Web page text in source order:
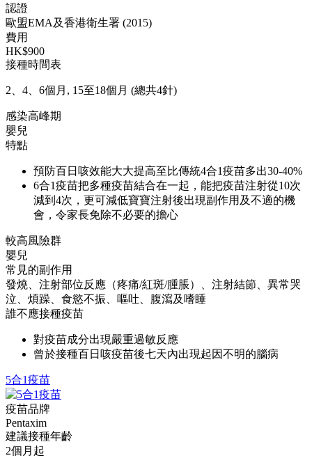
認證
歐盟EMA及香港衛生署 (2015)
費用
HK$900
接種時間表
2、4、6個月, 15至18個月 (總共4針)
感染高峰期
嬰兒
特點
預防百日咳效能大大提高至比傳統4合1疫苗多出30-40%
6合1疫苗把多種疫苗結合在一起，能把疫苗注射從10次
減到4次，更可減低寶寶注射後出現副作用及不適的機
會，令家長免除不必要的擔心
較高風險群
嬰兒
常見的副作用
發燒、注射部位反應（疼痛/紅斑/腫脹）、注射結節、異常哭
泣、煩躁、食慾不振、嘔吐、腹瀉及嗜睡
誰不應接種疫苗
對疫苗成分出現嚴重過敏反應
曾於接種百日咳疫苗後七天內出現起因不明的腦病
5合1疫苗
疫苗品牌
Pentaxim
建議接種年齡
2個月起